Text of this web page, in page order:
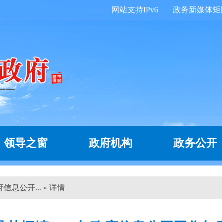
政务新媒体矩
网站支持IPv6
领导之窗 政府机构 政务公开
息公开... » 详情